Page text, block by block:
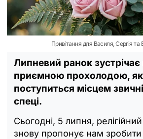
Привітання для Василя, Сергія
Липневий ранок зустрічає
приємною прохолодою,
поступиться місцем
спеці.
Сьогодні, 5 липня,
знову пропонує нам зробити